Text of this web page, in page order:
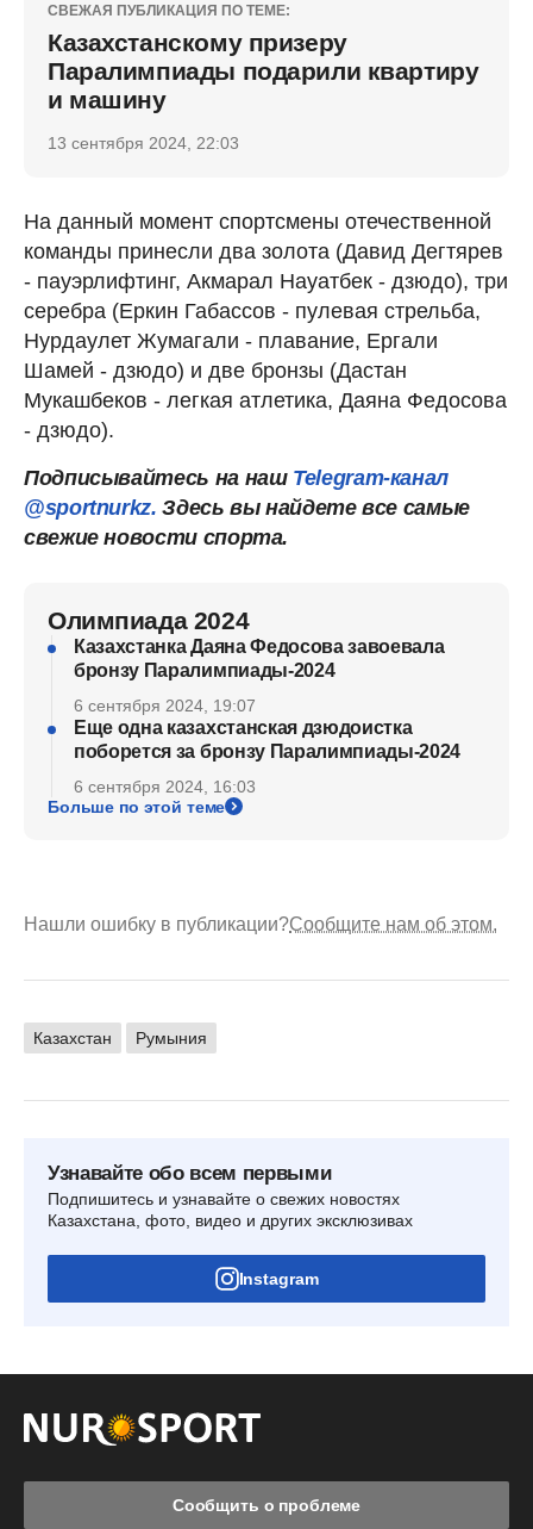
СВЕЖАЯ ПУБЛИКАЦИЯ ПО ТЕМЕ:
Казахстанскому призеру
Паралимпиады подарили квартиру
и машину
13 сентября 2024, 22:03
На данный момент спортсмены отечественной
команды принесли два золота (Давид Дегтярев
- пауэрлифтинг, Акмарал Науатбек - дзюдо), три
серебра (Еркин Габассов - пулевая стрельба,
Нурдаулет Жумагали - плавание, Ергали
Шамей - дзюдо) и две бронзы (Дастан
Мукашбеков - легкая атлетика, Даяна Федосова
- дзюдо).
Подписывайтесь на наш Telegram-канал
@sportnurkz. Здесь вы найдете все самые
свежие новости спорта.
Олимпиада 2024
Казахстанка Даяна Федосова завоевала
бронзу Паралимпиады-2024
6 сентября 2024, 19:07
Еще одна казахстанская дзюдоистка
поборется за бронзу Паралимпиады-2024
6 сентября 2024, 16:03
Больше по этой теме
Нашли ошибку в публикации?Сообщите нам об этом.
Казахстан Румыния
Узнавайте обо всем первыми
Подпишитесь и узнавайте о свежих новостях
Казахстана, фото, видео и других эксклюзивах
Instagram
Сообщить о проблеме